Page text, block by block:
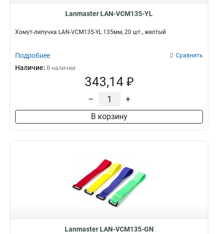
Lanmaster LAN-VCM135-YL
Хомут-липучка LAN-VCM135-YL 135мм, 20 шт., желтый
Подробнее Сравнить
Наличие: В наличии
343,14 ₽
– +
В корзину
Lanmaster LAN-VCM135-GN